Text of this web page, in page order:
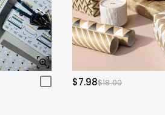
$7.98$18.00